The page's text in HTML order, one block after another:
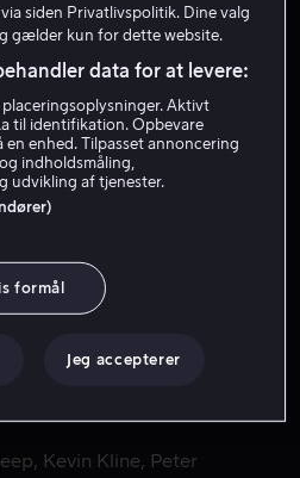
2 t. 24 min
15 år
49 kr
89 kr
Se trailer
forhold til en
forhold til en
chokerende detaljer fra
Kevin Kline
Peter
siden Privatlivspolitik. Dine valg
gælder kun for dette website.
data for at levere:
Aktivt
til identifikation. Opbevare
enhed. Tilpasset annoncering
indholdsmåling,
udvikling af tjenester.
formål
Jeg accepterer